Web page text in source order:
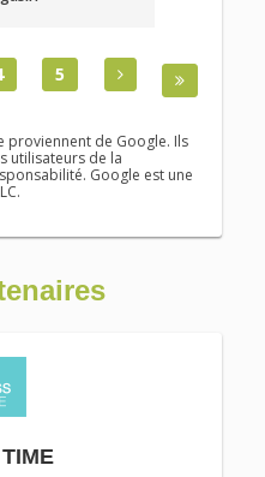
5
proviennent de Google. Ils
utilisateurs de la
Google est une